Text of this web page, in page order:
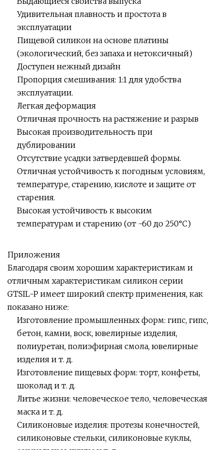
Удивительная плавность и простота в
эксплуатации
Пищевой силикон на основе платины
(экологический, без запаха и нетоксичный)
Доступен нежный дизайн
Пропорция смешивания: 1:1 для удобства
эксплуатации.
Легкая деформация
Отличная прочность на растяжение и разрыв
Высокая производительность при
дублировании
Отсутствие усадки затвердевшей формы.
Отличная устойчивость к погодным условиям,
температуре, старению, кислоте и защите от
старения.
Высокая устойчивость к высоким
температурам и старению (от -60 до 250°C)
Приложения
Благодаря своим хорошим характеристикам и
отличным характеристикам силикон серии
GTSIL-P имеет широкий спектр применения, как
показано ниже:
Изготовление промышленных форм: гипс, гипс,
бетон, камни, воск, ювелирные изделия,
полиуретан, полиэфирная смола, ювелирные
изделия и т. д.
Изготовление пищевых форм: торт, конфеты,
шоколад и т. д.
Литье жизни: человеческое тело, человеческая
маска и т. д.
Силиконовые изделия: протезы конечностей,
силиконовые стельки, силиконовые куклы,